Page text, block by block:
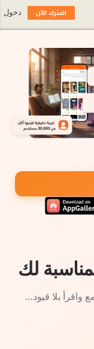
لك
واقرأ بلا قيود…
اشترك الآن دخول